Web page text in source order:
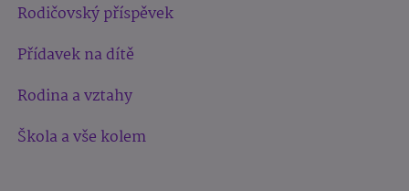
Rodičovský příspěvek
Přídavek na dítě
Rodina a vztahy
Škola a vše kolem